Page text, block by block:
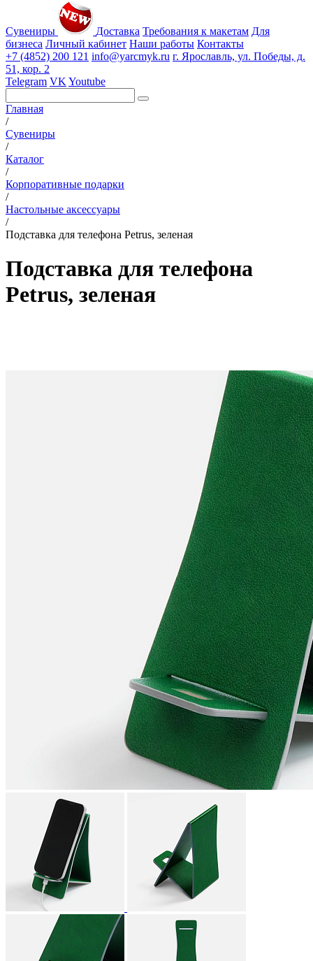
Сувениры Доставка Требования к макетам Для
бизнеса Личный кабинет Наши работы Контакты
+7 (4852) 200 121 info@yarcmyk.ru г. Ярославль, ул. Победы, д.
51, кор. 2
Telegram VK Youtube
Главная
/
Сувениры
/
Каталог
/
Корпоративные подарки
/
Настольные аксессуары
/
Подставка для телефона Petrus, зеленая
Подставка для телефона
Petrus, зеленая